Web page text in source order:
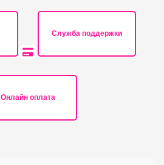
Служба поддержки
Онлайн оплата